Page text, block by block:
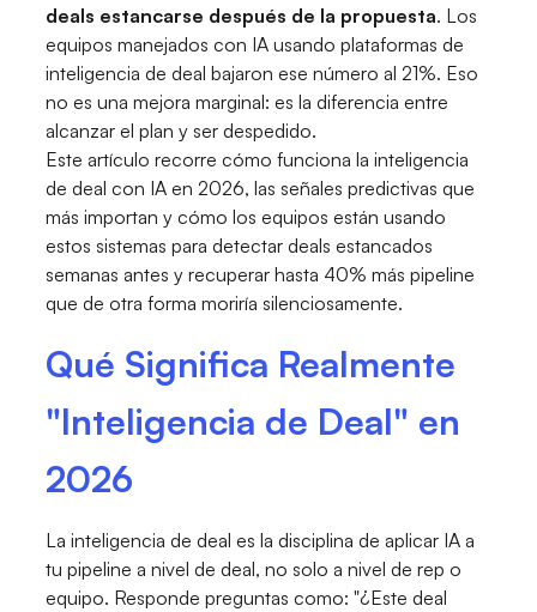
deals estancarse después de la propuesta. Los
equipos manejados con IA usando plataformas de
inteligencia de deal bajaron ese número al 21%. Eso
no es una mejora marginal: es la diferencia entre
alcanzar el plan y ser despedido.
Este artículo recorre cómo funciona la inteligencia
de deal con IA en 2026, las señales predictivas que
más importan y cómo los equipos están usando
estos sistemas para detectar deals estancados
semanas antes y recuperar hasta 40% más pipeline
que de otra forma moriría silenciosamente.
Qué Significa Realmente
"Inteligencia de Deal" en
2026
La inteligencia de deal es la disciplina de aplicar IA a
tu pipeline a nivel de deal, no solo a nivel de rep o
equipo. Responde preguntas como: "¿Este deal